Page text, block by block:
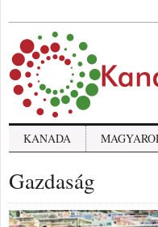
KANADA
Gazdaság